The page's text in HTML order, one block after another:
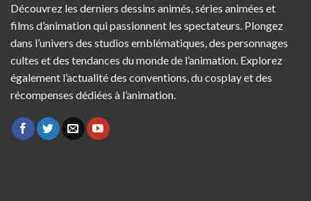
Découvrez les derniers dessins animés, séries animées et
films d’animation qui passionnent les spectateurs. Plongez
dans l’univers des studios emblématiques, des personnages
cultes et des tendances du monde de l’animation. Explorez
également l’actualité des conventions, du cosplay et des
récompenses dédiées à l’animation.